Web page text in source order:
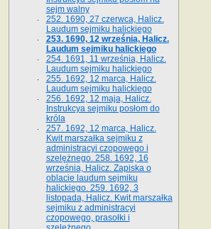
sejm walny
252. 1690, 27 czerwca, Halicz.
Laudum sejmiku halickiego
253. 1690, 12 września, Halicz.
Laudum sejmiku halickiego
254. 1691, 11 września, Halicz.
Laudum sejmiku halickiego
255. 1692, 12 marca, Halicz.
Laudum sejmiku halickiego
256. 1692, 12 maja, Halicz.
Instrukcya sejmiku posłom do
króla
257. 1692, 12 marca, Halicz.
Kwit marszałka sejmiku z
administracyi czopowego i
szelężnego. 258. 1692, 16
września, Halicz. Zapiska o
oblacie laudum sejmiku
halickiego. 259. 1692, 3
listopada, Halicz. Kwit marszałka
sejmiku z administracyi
czopowego, prasołki i